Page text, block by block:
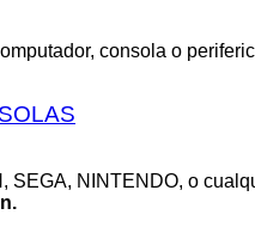
consola o
SEGA, NINTENDO, o